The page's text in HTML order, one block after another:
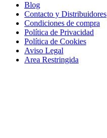
Blog
Contacto y Distribuidores
Condiciones de compra
Política de Privacidad
Política de Cookies
Aviso Legal
Area Restringida